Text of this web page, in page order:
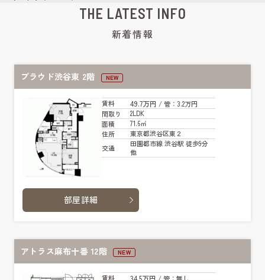
THE LATEST INFO
新着情報
プラウド渋谷東 2階 NEW
賃料 49.7万円 / 管：3.2万円
間取り
2LDK
面積
71.6㎡
住所
東京都渋谷区東２
交通
田園都市線 渋谷駅 徒歩9分
他
部屋詳細
アトラス麻布十番 12階 NEW
賃料 34.5万円 / 管：無し